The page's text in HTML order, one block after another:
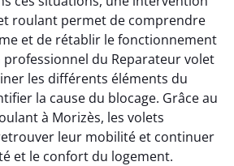
roulant permet de comprendre
et de rétablir le fonctionnement
professionnel du Reparateur volet
les différents éléments du
la cause du blocage. Grâce au
à Morizès, les volets
leur mobilité et continuer
et le confort du logement.